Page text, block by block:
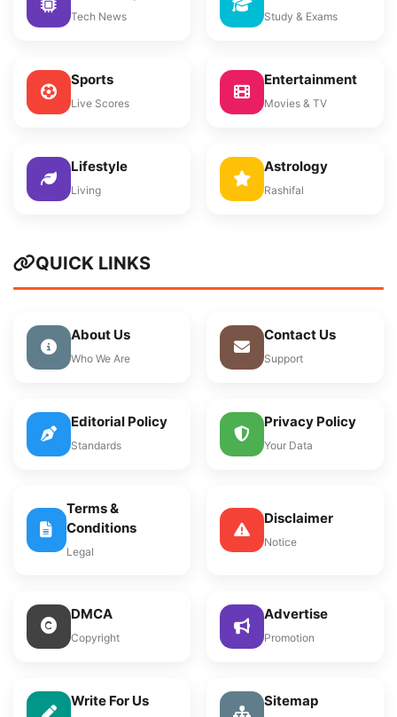
Tech News Study & Exams
Sports
Live Scores
Entertainment
Movies & TV
Lifestyle
Living
Astrology
Rashifal
QUICK LINKS
About Us
Who We Are
Contact Us
Support
Editorial Policy
Standards
Privacy Policy
Your Data
Terms &
Conditions
Legal
Disclaimer
Notice
DMCA
Copyright
Advertise
Promotion
Write For Us Sitemap